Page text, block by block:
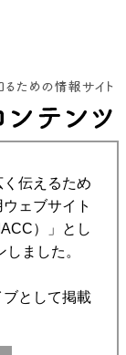
伝えるため
ェブサイト
）」とし
ました。
として掲載